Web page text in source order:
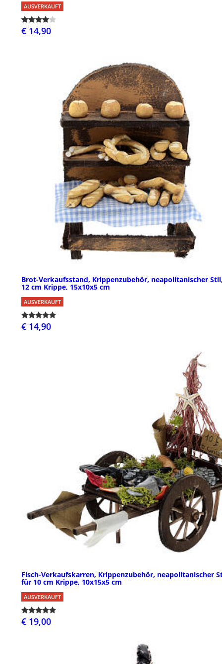
AUSVERKAUFT
€ 14,90
Brot-Verkaufsstand, Krippenzubehör, neapolitanischer
12 cm Krippe, 15x10x5 cm
AUSVERKAUFT
€ 14,90
Fisch-Verkaufskarren, Krippenzubehör, neapolitanischer
für 10 cm Krippe, 10x15x5 cm
AUSVERKAUFT
€ 19,00